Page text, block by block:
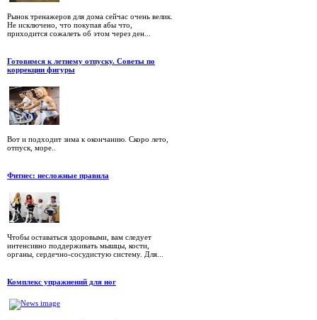
Рынок тренажеров для дома сейчас очень велик.
Не исключено, что покупая абы что,
приходится сожалеть об этом через ден...
Готовимся к летнему отпуску. Советы по
коррекции фигуры
Вот и подходит зима к окончанию. Скоро лето,
отпуск, море..
Фитнес: несложные правила
Чтобы оставаться здоровыми, вам следует
интенсивно поддерживать мышцы, кости,
органы, сердечно-сосудистую систему. Для...
Комплекс упражнений для ног